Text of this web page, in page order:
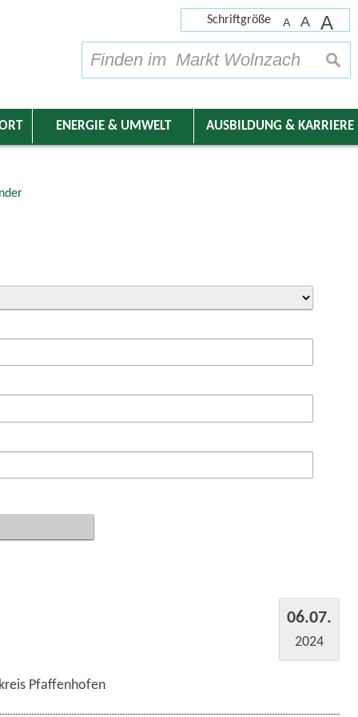
Schriftgröße A A A
ENERGIE & UMWELT AUSBILDUNG & KARRIERE
06.07.
2024
Pfaffenhofen